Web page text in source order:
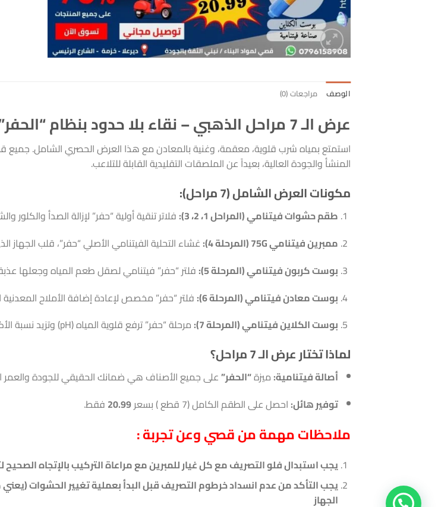
الوصف مراجعات (0)
عرض الـ 7 مراحل الذهبي – نقاء بلا حدود بنظام “الحفر” الأصلي
استمتع بمياه شرب قلوية، معقمة، وغنية بالمعادن مع هذا العرض الحصري الشامل. جميع
المنشأ والجودة العالية، بعيداً عن الملصقات التقليدية القابلة للتلاعب.
مكونات العرض الشامل (7 مراحل):
طقم حشوات فيتنامي (المراحل 1، 2، 3):
فلاتر تنقية أولية “حفر” لإزالة الصدأ
ممبرين فيتنامي 75G (المرحلة 4):
غشاء التحلية الفيتنامي الأصلي “حفر”، قلب الجهاز
بوست كربون فيتنامي (المرحلة 5):
فلتر “حفر” فيتنامي لصقل طعم المياه وجعلها
بوست معادن فيتنامي (المرحلة 6):
فلتر “حفر” مخصص لإعادة إضافة الأملاح
بوست الكلاين فيتنامي (المرحلة 7):
مرحلة “حفر” ترفع قلوية المياه (pH) وتزيد نسبة الأكسجين، مما يساعد في تنشيط الدورة الدموية.
لماذا تختار عرض الـ 7 مراحل؟
أصالة فيتنامية: ميزة“الحفر”على جميع الأصناف هي ضمانك الحقيقي للجودة والعمر
توفير هائل: احصل على الطقم الكامل (7 قطع ) بسعر 20.99 فقط.
ملاحظات مهمة من قصي وعن تجربة :
يجب استبدال فلو التصريف مع كل غيار للمبرين مع مراعاة التركيب بالإتجاه
يجب التأكد من عدم انسداد خرطوم التصريف قبل البدأ بعملية تغيير الحشوات
الجهاز